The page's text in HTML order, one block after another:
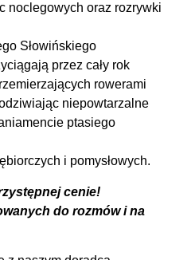
noclegowych oraz rozrywki
Słowińskiego
przez cały rok
rowerami
niepowtarzalne
ptasiego
i pomysłowych.
cenie!
do rozmów i na